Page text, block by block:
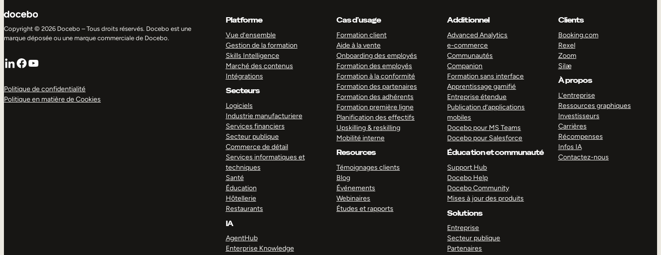
Copyright © 2026 Docebo – Tous droits réservés. Docebo est une
marque déposée ou une marque commerciale de Docebo.
LinkedIn
Facebook
YouTube
Politique de confidentialité
Politique en matière de Cookies
Platforme
Vue d’ensemble
Gestion de la formation
Skills Intelligence
Marché des contenus
Intégrations
Secteurs
Logiciels
Industrie manufacturiere
Services financiers
Secteur publique
Commerce de détail
Services informatiques et
techniques
Santé
Éducation
Hôtellerie
Restaurants
IA
AgentHub
Enterprise Knowledge
Cas d’usage
Formation client
Aide à la vente
Onboarding des employés
Formation des employés
Formation à la conformité
Formation des partenaires
Formation des adhérents
Formation première ligne
Planification des effectifs
Upskilling & reskilling
Mobilité interne
Resources
Témoignages clients
Blog
Événements
Webinaires
Études et rapports
Additionnel
Advanced Analytics
e-commerce
Communautés
Companion
Formation sans interface
Apprentissage gamifié
Entreprise étendue
Publication d’applications
mobiles
Docebo pour MS Teams
Docebo pour Salesforce
Éducation et communauté
Support Hub
Docebo Help
Docebo Community
Mises à jour des produits
Solutions
Entreprise
Secteur publique
Partenaires
Clients
Booking.com
Rexel
Zoom
Silæ
À propos
L’entreprise
Ressources graphiques
Investisseurs
Carrières
Récompenses
Infos IA
Contactez-nous